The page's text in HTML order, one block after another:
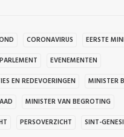
CORONAVIRUS
EERSTE
EVENEMENTEN
EN REDEVOERINGEN
MINISTER
MINISTER VAN BEGROTING
PERSOVERZICHT
SINT-